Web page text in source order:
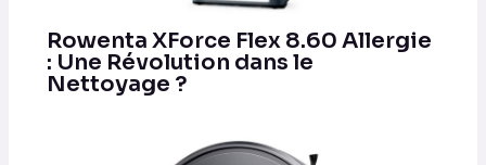
Rowenta XForce Flex 8.60 Allergie
: Une Révolution dans le
Nettoyage ?